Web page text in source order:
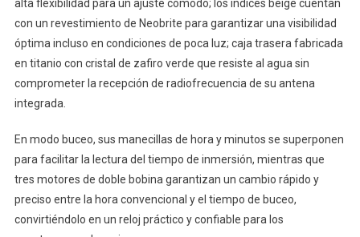
alta flexibilidad para un ajuste cómodo; los índices beige cuentan
con un revestimiento de Neobrite para garantizar una visibilidad
óptima incluso en condiciones de poca luz; caja trasera fabricada
en titanio con cristal de zafiro verde que resiste al agua sin
comprometer la recepción de radiofrecuencia de su antena
integrada.
En modo buceo, sus manecillas de hora y minutos se superponen
para facilitar la lectura del tiempo de inmersión, mientras que
tres motores de doble bobina garantizan un cambio rápido y
preciso entre la hora convencional y el tiempo de buceo,
convirtiéndolo en un reloj práctico y confiable para los